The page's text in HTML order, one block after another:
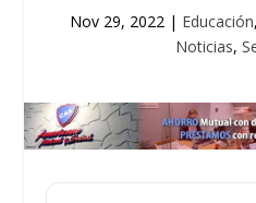
Nov 29, 2022 | Educación,
Noticias,